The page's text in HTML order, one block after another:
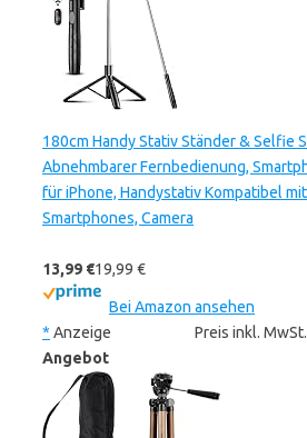
180cm Handy Stativ Ständer & Selfie
Abnehmbarer Fernbedienung,
für iPhone, Handystativ Kompatibel
Smartphones, Camera
13,99 €19,99 €
Bei Amazon ansehen
* Anzeige
Preis inkl.
Angebot